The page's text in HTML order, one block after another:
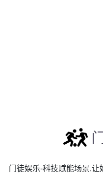
门徒娱乐-科技赋能场景,